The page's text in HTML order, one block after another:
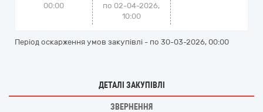
00:00
по 02-04-2026,
10:00
Період оскарження умов закупівлі - по 30-03-2026, 00:00
ДЕТАЛІ ЗАКУПІВЛІ
ЗВЕРНЕННЯ